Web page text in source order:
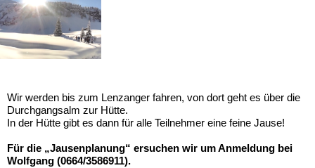
Wir werden bis zum Lenzanger fahren, von dort geht es über die
Durchgangsalm zur Hütte.
In der Hütte gibt es dann für alle Teilnehmer eine feine Jause!
Für die „Jausenplanung“ ersuchen wir um Anmeldung bei
Wolfgang (0664/3586911).